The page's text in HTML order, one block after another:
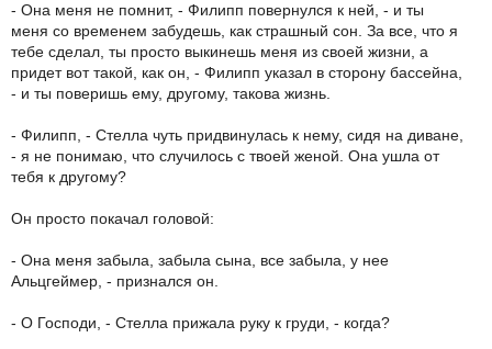
- Она меня не помнит, - Филипп повернулся к ней, - и ты
меня со временем забудешь, как страшный сон. За все, что я
тебе сделал, ты просто выкинешь меня из своей жизни, а
придет вот такой, как он, - Филипп указал в сторону бассейна,
- и ты поверишь ему, другому, такова жизнь.
- Филипп, - Стелла чуть придвинулась к нему, сидя на диване,
- я не понимаю, что случилось с твоей женой. Она ушла от
тебя к другому?
Он просто покачал головой:
- Она меня забыла, забыла сына, все забыла, у нее
Альцгеймер, - признался он.
- О Господи, - Стелла прижала руку к груди, - когда?